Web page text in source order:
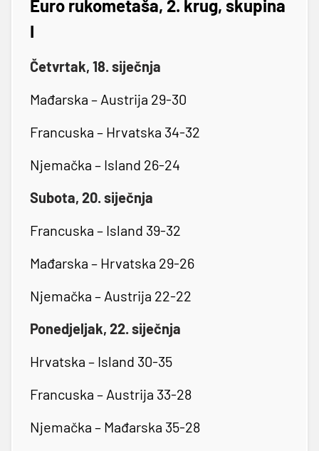
Euro rukometaša, 2. krug, skupina
I
Četvrtak, 18. siječnja
Mađarska – Austrija 29-30
Francuska – Hrvatska 34-32
Njemačka – Island 26-24
Subota, 20. siječnja
Francuska – Island 39-32
Mađarska – Hrvatska 29-26
Njemačka – Austrija 22-22
Ponedjeljak, 22. siječnja
Hrvatska – Island 30-35
Francuska – Austrija 33-28
Njemačka – Mađarska 35-28